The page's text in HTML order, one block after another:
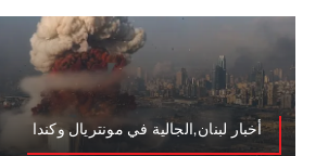
أخبار لبنان,الجالية في مونتريال وكندا